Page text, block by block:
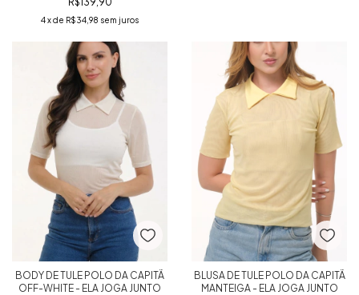
4x de R$34,98 sem juros
BODY DE TULE POLO DA CAPITÃ
OFF-WHITE - ELA JOGA JUNTO
BLUSA DE TULE POLO DA CAPITÃ
MANTEIGA - ELA JOGA JUNTO